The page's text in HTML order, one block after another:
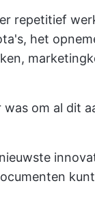
repetitief
het
om al dit